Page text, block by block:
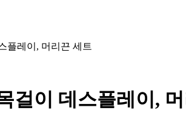
플레이, 머리끈 세트
걸이 데스플레이,